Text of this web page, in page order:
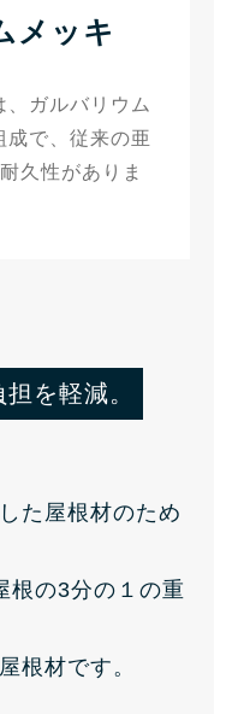
メッキ
、ガルバリウム
成で、従来の亜
久性がありま
を軽減。
た屋根材のため
根の3分の１の重
根材です。